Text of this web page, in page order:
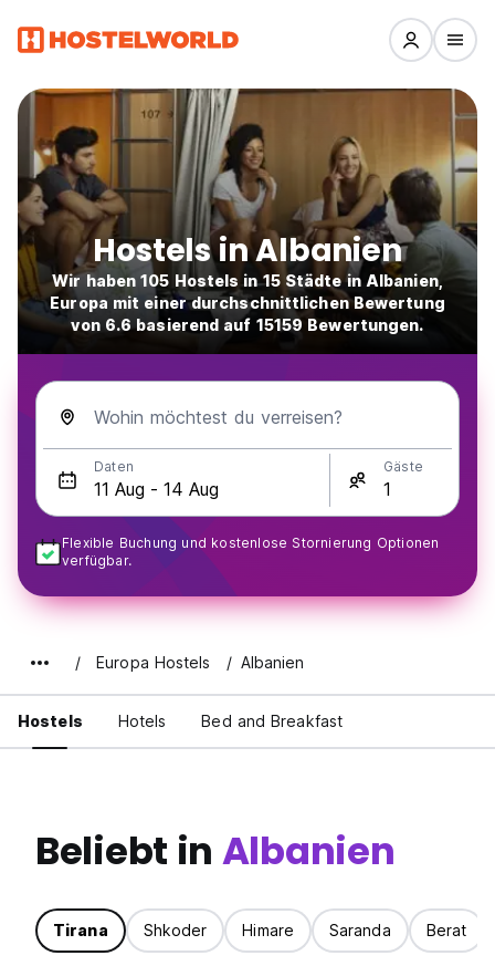
Hostels in Albanien
Wir haben 105 Hostels in 15 Städte in Albanien,
Europa mit einer durchschnittlichen Bewertung
von 6.6 basierend auf 15159 Bewertungen.
Wohin möchtest du verreisen?
Daten Gäste
Flexible Buchung und kostenlose Stornierung Optionen
verfügbar.
Europa Hostels Albanien
Hostels Hotels Bed and Breakfast
Beliebt in Albanien
Tirana Shkoder Himare Saranda Berat